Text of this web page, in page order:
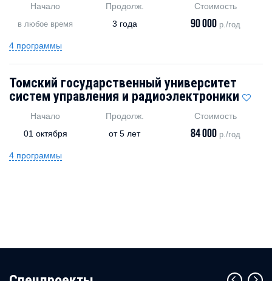
Начало
в любое время
Продолж.
3 года
Стоимость
90 000р./год
4 программы
Томский государственный университет
систем управления и радиоэлектроники
Начало
01 октября
Продолж.
от5 лет
Стоимость
84 000р./год
4 программы